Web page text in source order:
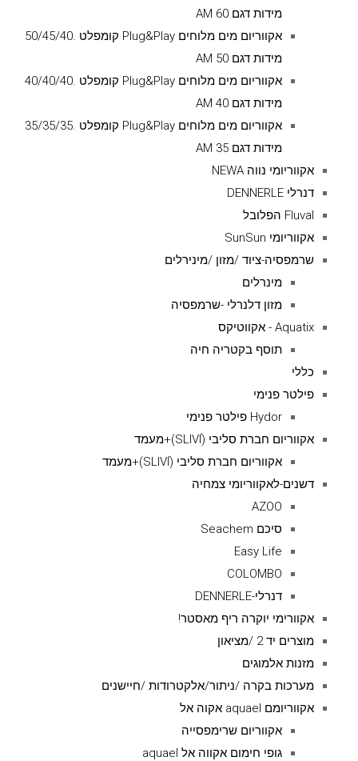
מידות דגם AM 60
אקווריום מים מלוחים Plug&Play קומפלט .50/45/40
מידות דגם AM 50
אקווריום מים מלוחים Plug&Play קומפלט .40/40/40
מידות דגם AM 40
אקווריום מים מלוחים Plug&Play קומפלט .35/35/35
מידות דגם AM 35
אקווריומי נווה NEWA
דנרלי DENNERLE
Fluval הפלובל
אקווריומי SunSun
שרמפסיה-ציוד /מזון /מינירלים
מינרלים
מזון דלנרלי -שרמפסיה
Aquatix - אקווטיקס
תוסף בקטריה חיה
כללי
פילטר פנימי
Hydor פילטר פנימי
אקווריום חברת סליבי (SLIVIׂׂ)+מעמד
אקווריום חברת סליבי (SLIVIׂׂ)+מעמד
דשנים-לאקווריומי צמחיה
AZOO
סיכם Seachem
Easy Life
COLOMBO
דנרלי-DENNERLE
אקוורימי יוקרה ריף מאסטר!
מוצרים יד 2 /מציאון
מזנות אלמוגים
מערכות בקרה /ניתור/אלקטרודות /חיישנים
אקווריומם aquael אקוה אל
אקווריום שרימפסייה
גופי חימום אקווה אל aquael